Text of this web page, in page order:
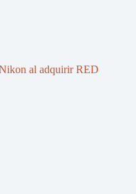
al adquirir RED